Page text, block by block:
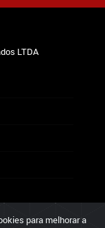
LTDA
assim como
para melhorar a